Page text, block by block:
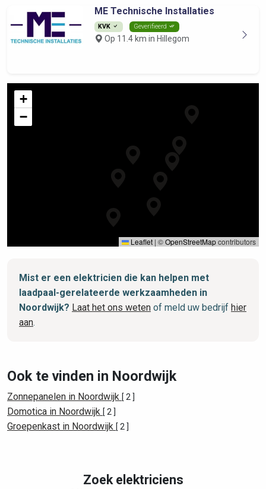
ME Technische Installaties
KVK Geverifieerd
Op 11.4 km in Hillegom
+
−
Leaflet | ©OpenStreetMapcontributors
Mist er een elektricien die kan helpen met
laadpaal-gerelateerde werkzaamheden in
Noordwijk? Laat het ons weten of meld uw bedrijf hier
aan.
Ook te vinden in Noordwijk
Zonnepanelen in Noordwijk [ 2 ]
Domotica in Noordwijk [ 2 ]
Groepenkast in Noordwijk [ 2 ]
Zoek elektriciens